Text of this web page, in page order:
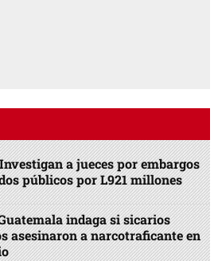
Investigan a jueces por embargos
públicos por L921 millones
indaga si sicarios
asesinaron a narcotraficante en